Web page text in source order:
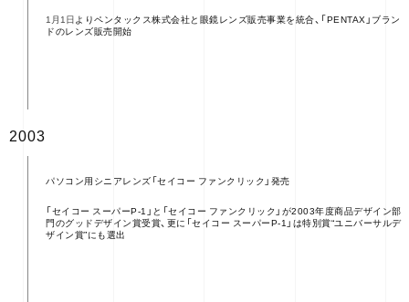
1月1日よりペンタックス株式会社と眼鏡レンズ販売事業を統合、「PENTAX」ブラン
ドのレンズ販売開始
2003
パソコン用シニアレンズ「セイコー ファンクリック」発売
「セイコー スーパーP-1」と「セイコー ファンクリック」が2003年度商品デザイン部
門のグッドデザイン賞受賞、更に「セイコー スーパーP-1」は特別賞“ユニバーサルデ
ザイン賞”にも選出